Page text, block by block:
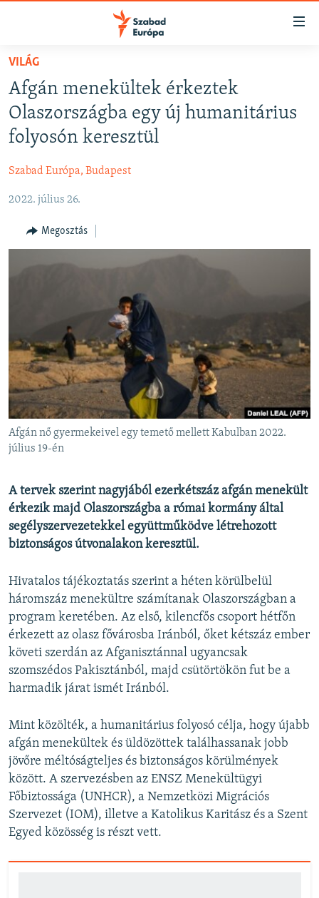
Akadálymentes
Ugrás
fő
oldalra
Ugrás
tartalomjegyzékre
NAPIRENDEN
AKTUÁLIS
PODCASTOK
ELEMZŐ
NER15
SZABADON
A PÉNZ NYOMÁBAN
EURÓPAI UNIÓ
VILÁG
KLÍMAVÁLTOZÁS
A MÚLT TANULSÁGAI
KÖVESSEN MINKET!
Valamennyi RFE/RL weboldal
VILÁG
Afgán menekültek érkeztek
Olaszországba egy új humanitárius
folyosón keresztül
Szabad Európa, Budapest
2022. július 26.
Megosztás
Afgán nő gyermekeivel egy temető mellett Kabulban 2022.
július 19-én
A tervek szerint nagyjából ezerkétszáz afgán menekült
érkezik majd Olaszországba a római kormány által
segélyszervezetekkel együttműködve létrehozott
biztonságos útvonalakon keresztül.
Hivatalos tájékoztatás szerint a héten körülbelül
háromszáz menekültre számítanak Olaszországban a
program keretében. Az első, kilencfős csoport hétfőn
érkezett az olasz fővárosba Iránból, őket kétszáz ember
követi szerdán az Afganisztánnal ugyancsak
szomszédos Pakisztánból, majd csütörtökön fut be a
harmadik járat ismét Iránból.
Mint közölték, a humanitárius folyosó célja, hogy újabb
afgán menekültek és üldözöttek találhassanak jobb
jövőre méltóságteljes és biztonságos körülmények
között. A szervezésben az ENSZ Menekültügyi
Főbiztossága (UNHCR), a Nemzetközi Migrációs
Szervezet (IOM), illetve a Katolikus Karitász és a Szent
Egyed közösség is részt vett.
FELIRATKOZÁS
Spotify